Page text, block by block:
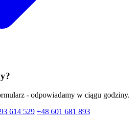
- odpowiadamy w ciągu godziny.
614 529 +48 601 681 893